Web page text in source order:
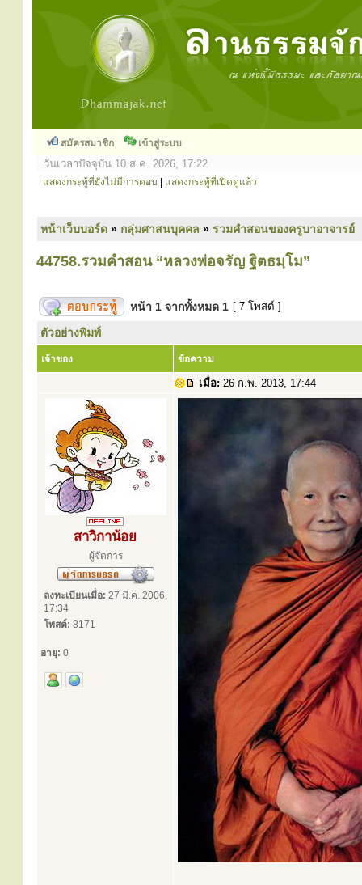
สมัครสมาชิก เข้าสู่ระบบ
วันเวลาปัจจุบัน 10 ส.ค. 2026, 17:22
แสดงกระทู้ที่ยังไม่มีการตอบ แสดงกระทู้ที่เปิดดูแล้ว
หน้าเว็บบอร์ด » กลุ่มศาสนบุคคล » รวมคำสอนของครูบาอาจารย์
44758.รวมคำสอน “หลวงพ่อจรัญ ฐิตธมฺโม”
หน้า 1 จากทั้งหมด 1 [ 7 โพสต์ ]
ตัวอย่างพิมพ์
เจ้าของ ข้อความ
เมื่อ: 26 ก.พ. 2013, 17:44
สาวิกาน้อย
ผู้จัดการ
ลงทะเบียนเมื่อ: 27 มี.ค. 2006,
17:34
โพสต์: 8171
อายุ: 0